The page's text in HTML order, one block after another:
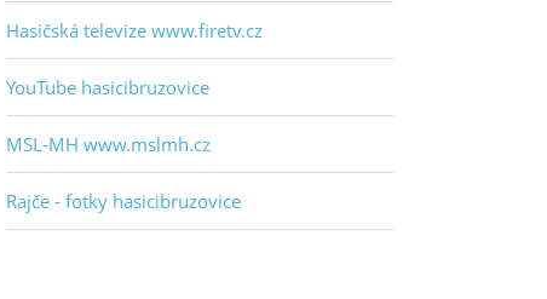
Hasičská televize www.firetv.cz
YouTube hasicibruzovice
MSL-MH www.mslmh.cz
Rajče - fotky hasicibruzovice